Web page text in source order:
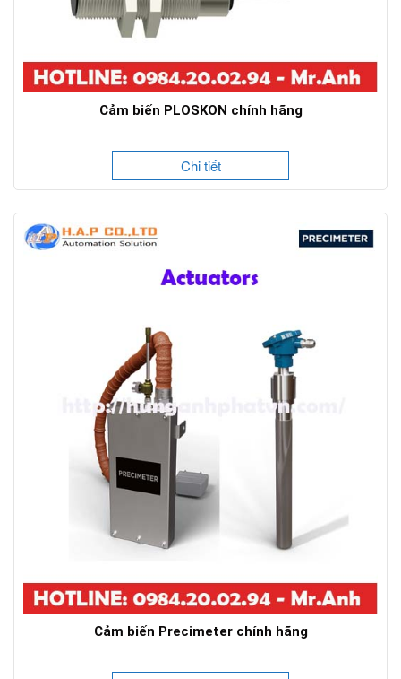
Cảm biến PLOSKON chính hãng
Chi tiết
Cảm biến Precimeter chính hãng